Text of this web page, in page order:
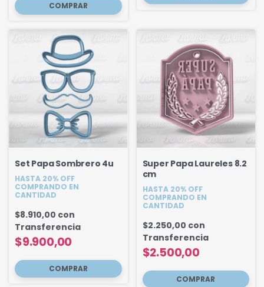
Set Papa Sombrero 4u
HASTA 20% OFF
COMPRANDO EN
CANTIDAD
$9.900,00
$8.910,00 con
Transferencia
Super Papa Laureles 8.2
cm
HASTA 20% OFF
COMPRANDO EN
CANTIDAD
$2.500,00
$2.250,00 con
Transferencia